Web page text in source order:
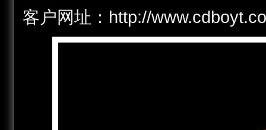
客户网址：http://